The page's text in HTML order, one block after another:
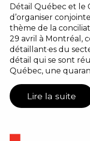
Détail Québec et le
d’organiser
thème de la
29 avril à Montréal,
détaillant·es du
détail qui se sont
Québec, une
Lire la suite